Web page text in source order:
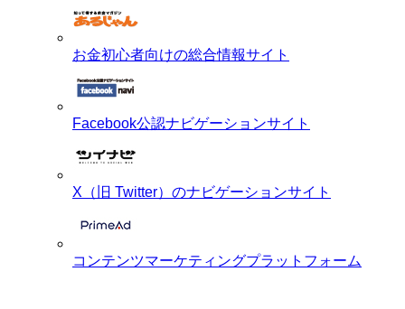
お金初心者向けの総合情報サイト
Facebook公認ナビゲーションサイト
X（旧 Twitter）のナビゲーションサイト
コンテンツマーケティングプラットフォーム